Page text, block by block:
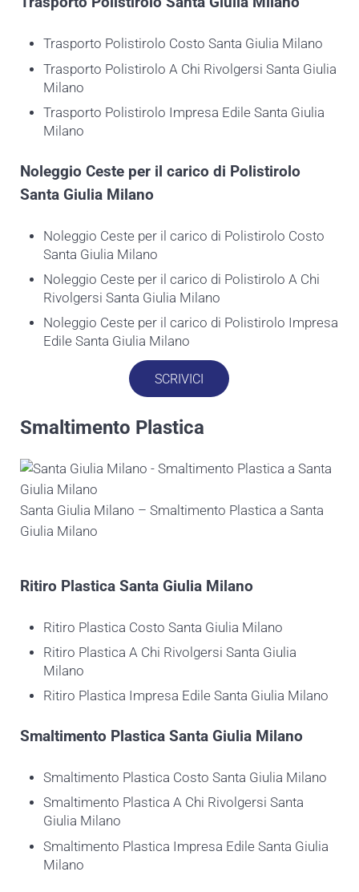
Trasporto Polistirolo Costo Santa Giulia Milano
Trasporto Polistirolo A Chi Rivolgersi Santa Giulia
Milano
Trasporto Polistirolo Impresa Edile Santa Giulia
Milano
Noleggio Ceste per il carico di Polistirolo
Santa Giulia Milano
Noleggio Ceste per il carico di Polistirolo Costo
Santa Giulia Milano
Noleggio Ceste per il carico di Polistirolo A Chi
Rivolgersi Santa Giulia Milano
Noleggio Ceste per il carico di Polistirolo Impresa
Edile Santa Giulia Milano
SCRIVICI
Smaltimento Plastica
Santa Giulia Milano – Smaltimento Plastica a Santa
Giulia Milano
Ritiro Plastica Santa Giulia Milano
Ritiro Plastica Costo Santa Giulia Milano
Ritiro Plastica A Chi Rivolgersi Santa Giulia
Milano
Ritiro Plastica Impresa Edile Santa Giulia Milano
Smaltimento Plastica Santa Giulia Milano
Smaltimento Plastica Costo Santa Giulia Milano
Smaltimento Plastica A Chi Rivolgersi Santa
Giulia Milano
Smaltimento Plastica Impresa Edile Santa Giulia
Milano